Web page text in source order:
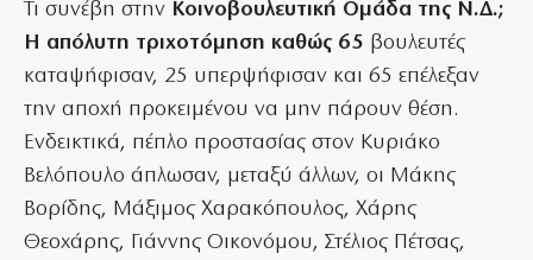
Τι συνέβη στην Κοινοβουλευτική Ομάδα της Ν.Δ.;
Η απόλυτη τριχοτόμηση καθώς 65 βουλευτές
καταψήφισαν, 25 υπερψήφισαν και 65 επέλεξαν
την αποχή προκειμένου να μην πάρουν θέση.
Ενδεικτικά, πέπλο προστασίας στον Κυριάκο
Βελόπουλο άπλωσαν, μεταξύ άλλων, οι Μάκης
Βορίδης, Μάξιμος Χαρακόπουλος, Χάρης
Θεοχάρης, Γιάννης Οικονόμου, Στέλιος Πέτσας,